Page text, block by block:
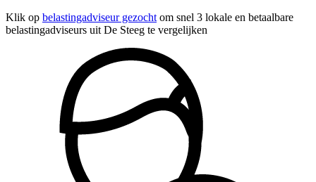
Klik op belastingadviseur gezocht om snel 3 lokale en betaalbare
belastingadviseurs uit De Steeg te vergelijken